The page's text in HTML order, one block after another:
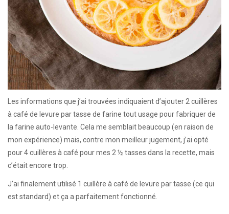
Les informations que j’ai trouvées indiquaient d’ajouter 2 cuillères
à café de levure par tasse de farine tout usage pour fabriquer de
la farine auto-levante. Cela me semblait beaucoup (en raison de
mon expérience) mais, contre mon meilleur jugement, j’ai opté
pour 4 cuillères à café pour mes 2 ½ tasses dans la recette, mais
c’était encore trop.
J’ai finalement utilisé 1 cuillère à café de levure par tasse (ce qui
est standard) et ça a parfaitement fonctionné.